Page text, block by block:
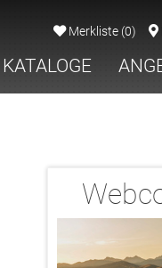
Merkliste (0)
KATALOGE